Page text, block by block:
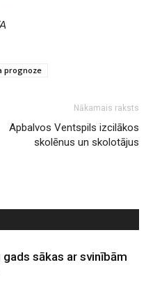
prognoze
Nākamais raksts
Apbalvos Ventspils izcilākos
skolēnus un skolotājus
sākas ar svinībām